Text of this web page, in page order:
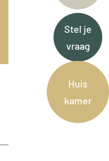
Stel je
vraag
Huis
kamer